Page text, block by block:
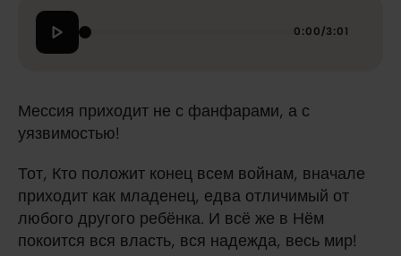
0:00/3:01
Мессия приходит не с фанфарами, а с
уязвимостью!
Тот, Кто положит конец всем войнам, вначале
приходит как младенец, едва отличимый от
любого другого ребёнка. И всё же в Нём
покоится вся власть, вся надежда, весь мир!